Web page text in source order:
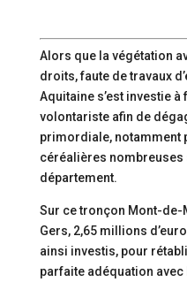
Alors que la végétation
droits, faute de travaux
Aquitaine s’est investie
volontariste afin de
primordiale, notamment
céréalières nombreuses
département.
Sur ce tronçon Mont-
Gers, 2,65 millions
ainsi investis, pour
parfaite adéquation